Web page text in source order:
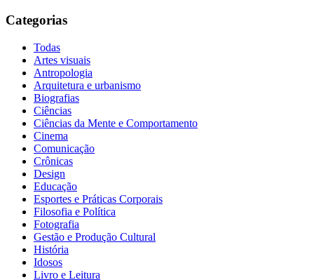
Categorias
Todas
Artes visuais
Antropologia
Arquitetura e urbanismo
Biografias
Ciências
Ciências da Mente e Comportamento
Cinema
Comunicação
Crônicas
Design
Educação
Esportes e Práticas Corporais
Filosofia e Política
Fotografia
Gestão e Produção Cultural
História
Idosos
Livro e Leitura